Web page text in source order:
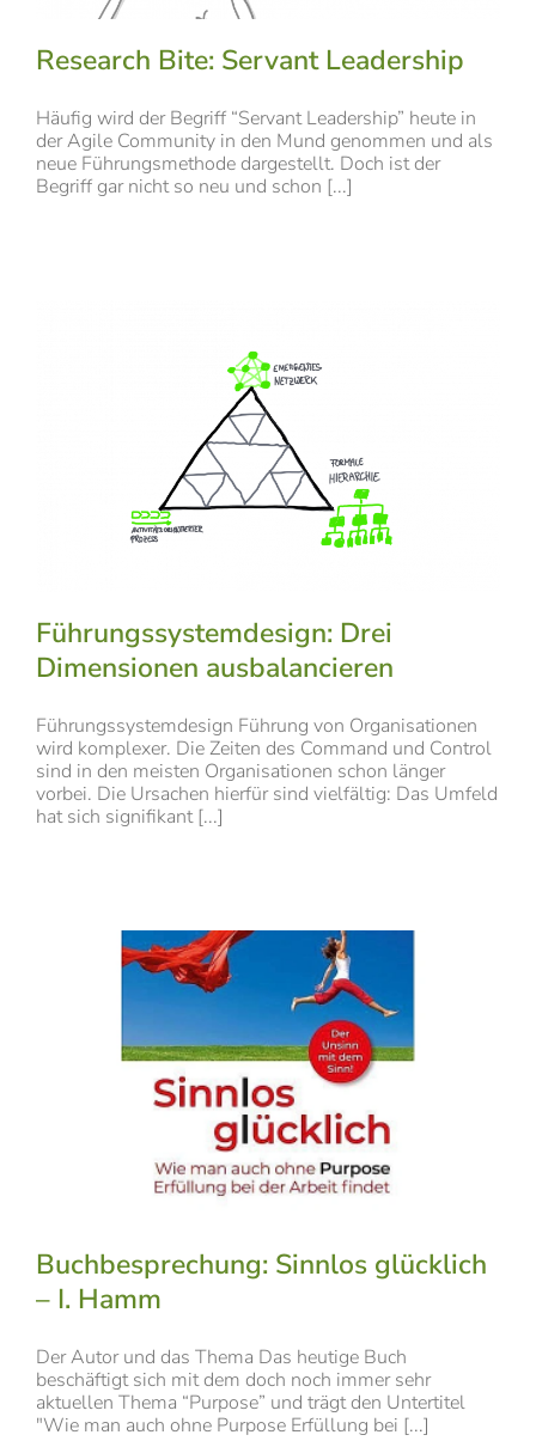
Research Bite: Servant Leadership
Häufig wird der Begriff “Servant Leadership” heute in
der Agile Community in den Mund genommen und als
neue Führungsmethode dargestellt. Doch ist der
Begriff gar nicht so neu und schon [...]
Führungssystemdesign: Drei
Dimensionen ausbalancieren
Führungssystemdesign Führung von Organisationen
wird komplexer. Die Zeiten des Command und Control
sind in den meisten Organisationen schon länger
vorbei. Die Ursachen hierfür sind vielfältig: Das Umfeld
hat sich signifikant [...]
Buchbesprechung: Sinnlos glücklich
– I. Hamm
Der Autor und das Thema Das heutige Buch
beschäftigt sich mit dem doch noch immer sehr
aktuellen Thema “Purpose” und trägt den Untertitel
"Wie man auch ohne Purpose Erfüllung bei [...]